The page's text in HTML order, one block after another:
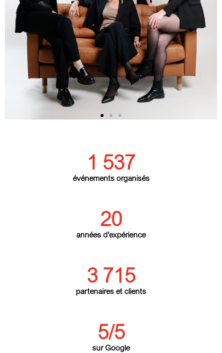
1 537
événements organisés
20
années d’expérience
3 715
partenaires et clients
5/5
sur Google